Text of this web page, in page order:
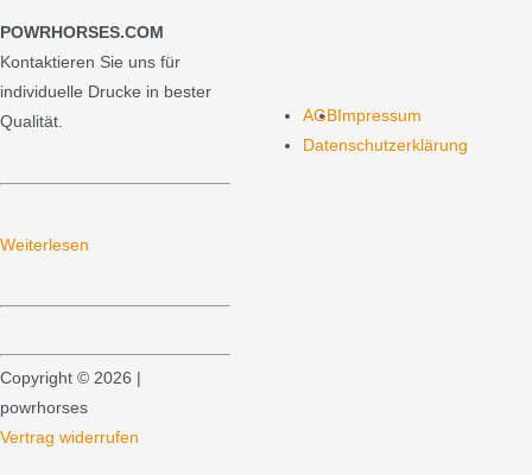
POWRHORSES.COM
Kontaktieren Sie uns für
individuelle Drucke in bester
Qualität.
Weiterlesen
AGB Impressum
Datenschutzerklärung
Copyright © 2026 |
powrhorses
Vertrag widerrufen